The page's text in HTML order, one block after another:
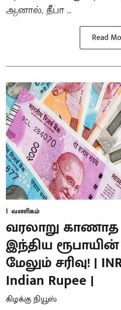
ஆனால், தீபா ...
Read
வணிகம்
வரலாறு காணாத
இந்திய ரூபாயின்
மேலும் சரிவு! |
Indian Rupee |
கிழக்கு நியூஸ்